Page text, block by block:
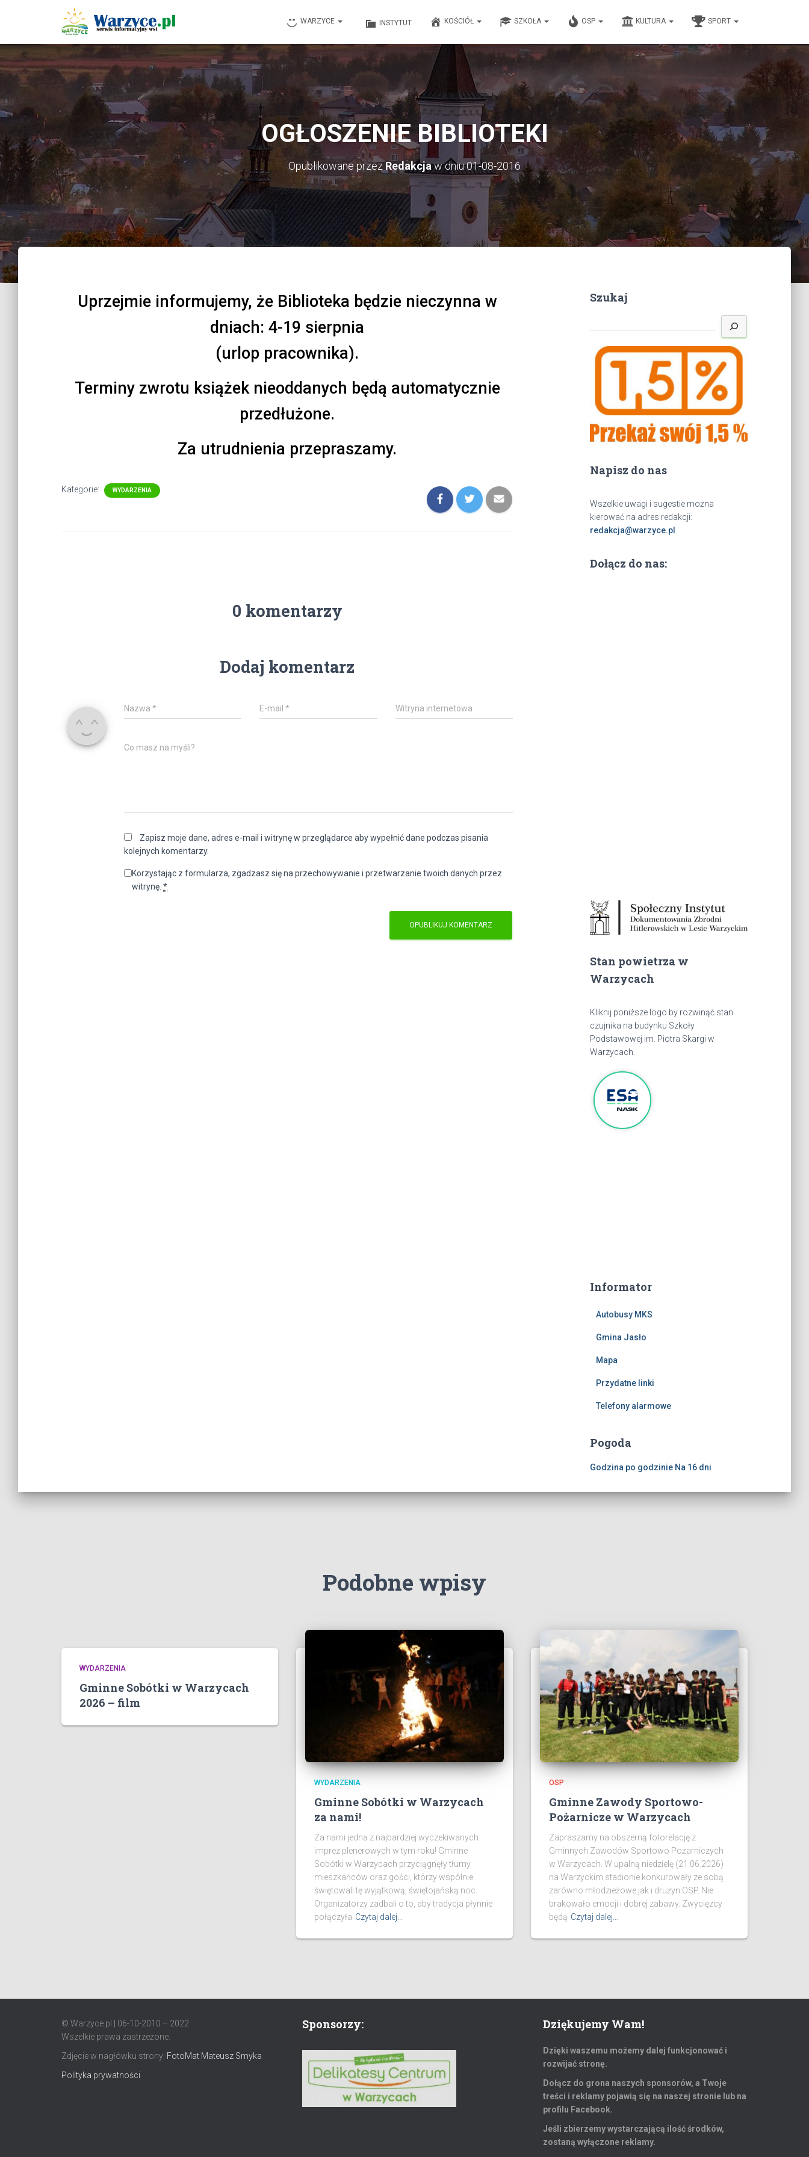
WARZYCE INSTYTUT KOŚCIÓŁ SZKOŁA OSP KULTURA SPORT
OGŁOSZENIE BIBLIOTEKI
Opublikowane przezRedakcjaw dniu01-08-2016
Uprzejmie informujemy, że Biblioteka będzie nieczynna w
dniach: 4-19 sierpnia
(urlop pracownika).
Terminy zwrotu książek nieoddanych będą automatycznie
przedłużone.
Za utrudnienia przepraszamy.
Kategorie: WYDARZENIA
0 komentarzy
Dodaj komentarz
Nazwa * E-mail* Witryna internetowa
Co masz na myśli?
Zapisz moje dane, adres e-mail i witrynę w przeglądarce aby wypełnić dane podczas pisania
kolejnych komentarzy.
Korzystając z formularza, zgadzasz się na przechowywanie i przetwarzanie twoich danych przez
witrynę. *
Szukaj
z
Napisz do nas
Wszelkie uwagi i sugestie można
kierować na adres redakcji:
redakcja@warzyce.pl
Dołącz do nas:
Stan powietrza w
Warzycach
Kliknij poniższe logo by rozwinąć stan
czujnika na budynku Szkoły
Podstawowej im. Piotra Skargi w
Warzycach.
Informator
Autobusy MKS
Gmina Jasło
Mapa
Przydatne linki
Telefony alarmowe
Pogoda
Godzina po godzinie Na 16 dni
Podobne wpisy
WYDARZENIA
Gminne Sobótki w Warzycach
2026 – film
WYDARZENIA
Gminne Sobótki w Warzycach
za nami!
Za nami jedna z najbardziej wyczekiwanych
imprez plenerowych w tym roku! Gminne
Sobótki w Warzycach przyciągnęły tłumy
mieszkańców oraz gości, którzy wspólnie
świętowali tę wyjątkową, świętojańską noc.
Organizatorzy zadbali o to, aby tradycja płynnie
połączyła Czytaj dalej…
OSP
Gminne Zawody Sportowo-
Pożarnicze w Warzycach
Zapraszamy na obszerną fotorelację z
Gminnych Zawodów Sportowo Pożarniczych
w Warzycach. W upalną niedzielę (21.06.2026)
na Warzyckim stadionie konkurowały ze sobą
zarówno młodzieżowe jak i drużyn OSP. Nie
brakowało emocji i dobrej zabawy. Zwycięzcy
będą Czytaj dalej…
© Warzyce.pl | 06-10-2010 – 2022
Wszelkie prawa zastrzeżone.
Zdjęcie w nagłówku strony: FotoMat Mateusz Smyka
Polityka prywatności
Sponsorzy: Dziękujemy Wam!
Dzięki waszemu możemy dalej funkcjonować i
rozwijać stronę.
Dołącz do grona naszych sponsorów, a Twoje
treści i reklamy pojawią się na naszej stronie lub na
profilu Facebook.
Jeśli zbierzemy wystarczającą ilość środków,
zostaną wyłączone reklamy.